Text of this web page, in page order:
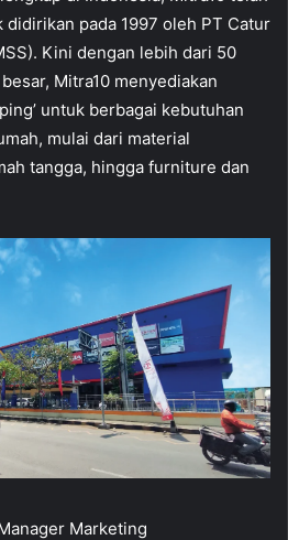
pada 1997 oleh PT Catur
Kini dengan lebih dari 50
Mitra10 menyediakan
untuk berbagai kebutuhan
mulai dari material
tangga, hingga furniture dan
Marketing